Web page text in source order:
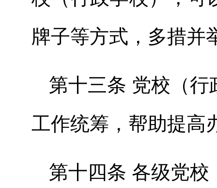
牌子等方式，多措并
第十三条 党校（
工作统筹，帮助提高
第十四条 各级党